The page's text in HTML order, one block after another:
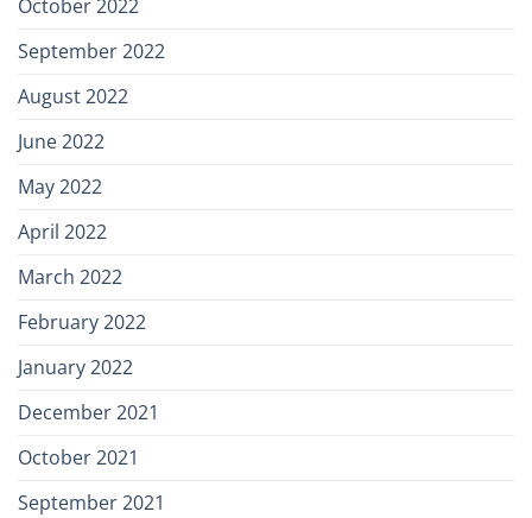
October 2022
September 2022
August 2022
June 2022
May 2022
April 2022
March 2022
February 2022
January 2022
December 2021
October 2021
September 2021